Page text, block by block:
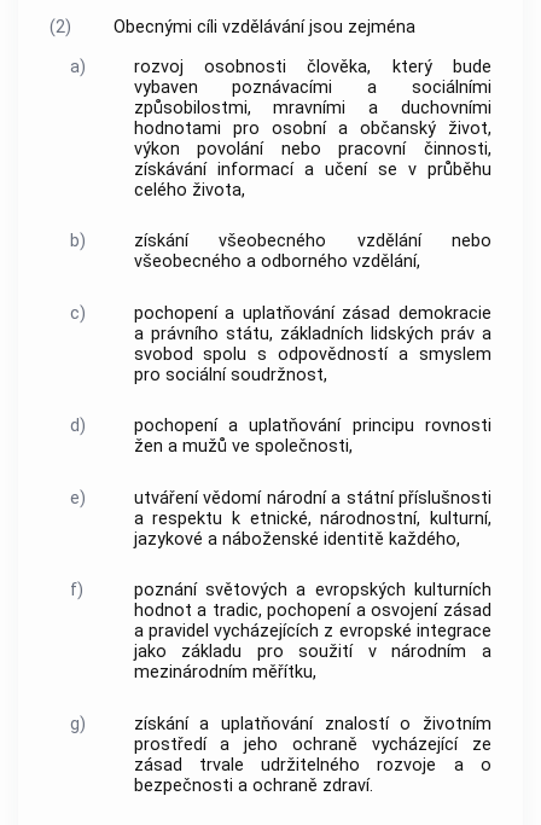
(2)
Obecnými cíli vzdělávání jsou zejména
a)
rozvoj osobnosti člověka, který bude
vybaven poznávacími a sociálními
způsobilostmi, mravními a duchovními
hodnotami pro osobní a občanský život,
výkon povolání nebo pracovní činnosti,
získávání informací a učení se v průběhu
celého života,
b)
získání všeobecného vzdělání nebo
všeobecného a odborného vzdělání,
c)
pochopení a uplatňování zásad demokracie
a právního státu, základních lidských práv a
svobod spolu s odpovědností a smyslem
pro sociální soudržnost,
d)
pochopení a uplatňování principu rovnosti
žen a mužů ve společnosti,
e)
utváření vědomí národní a státní příslušnosti
a respektu k etnické, národnostní, kulturní,
jazykové a náboženské identitě každého,
f)
poznání světových a evropských kulturních
hodnot a tradic, pochopení a osvojení zásad
a pravidel vycházejících z evropské integrace
jako základu pro soužití v národním a
mezinárodním měřítku,
g)
získání a uplatňování znalostí o životním
prostředí a jeho ochraně vycházející ze
zásad trvale udržitelného rozvoje a o
bezpečnosti a ochraně zdraví.